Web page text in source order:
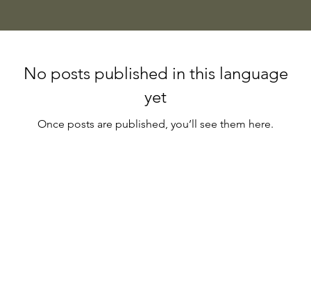
No posts published in this language
yet
Once posts are published, you’ll see them here.